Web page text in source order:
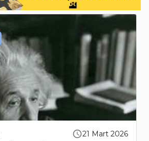
21 Mart 2026